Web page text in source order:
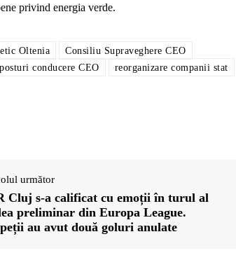
privind energia verde.
Oltenia
Consiliu Supraveghere CEO
conducere CEO
reorganizare companii stat
următor
Cluj s-a calificat cu emoții în turul al
preliminar din Europa League.
au avut două goluri anulate